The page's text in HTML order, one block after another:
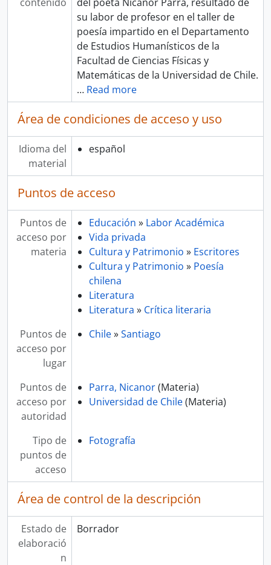
su labor de profesor en el taller de
poesía impartido en el Departamento
de Estudios Humanísticos de la
Facultad de Ciencias Físicas y
Matemáticas de la Universidad de Chile.
… Read more
Área de condiciones de acceso y uso
Idioma del
material
español
Puntos de acceso
Puntos de
acceso por
materia
Educación » Labor Académica
Vida privada
Cultura y Patrimonio » Escritores
Cultura y Patrimonio » Poesía
chilena
Literatura
Literatura » Crítica literaria
Puntos de
acceso por
lugar
Chile»Santiago
Puntos de
acceso por
autoridad
Parra, Nicanor(Materia)
Universidad de Chile(Materia)
Tipo de
puntos de
acceso
Fotografía
Área de control de la descripción
Estado de
elaboració
n
Borrador